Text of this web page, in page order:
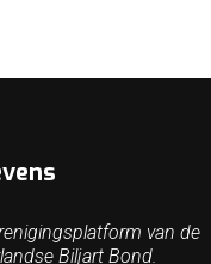
van de
Biljart Bond.